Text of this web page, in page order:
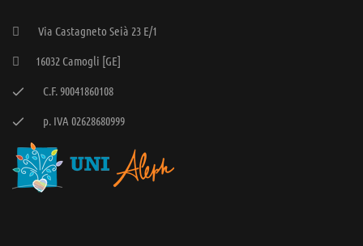
Via Castagneto Seià 23 E/1
16032 Camogli [GE]
C.F. 90041860108
p. IVA 02628680999